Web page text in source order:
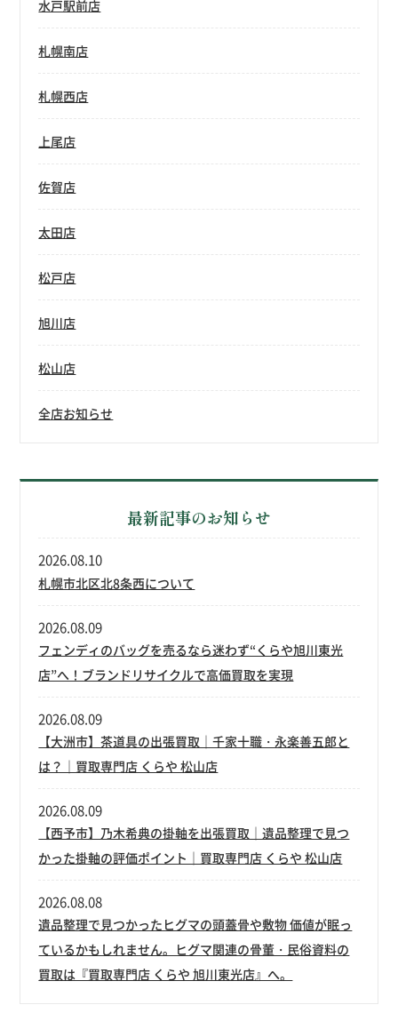
水戸駅前店
札幌南店
札幌西店
上尾店
佐賀店
太田店
松戸店
旭川店
松山店
全店お知らせ
最新記事のお知らせ
札幌市北区北8条西について
2026.08.10
フェンディのバッグを売るなら迷わず“くらや旭川東光
店”へ！ブランドリサイクルで高価買取を実現
2026.08.09
【大洲市】茶道具の出張買取｜千家十職・永楽善五郎と
は？｜買取専門店 くらや 松山店
2026.08.09
【西予市】乃木希典の掛軸を出張買取｜遺品整理で見つ
かった掛軸の評価ポイント｜買取専門店 くらや 松山店
2026.08.09
遺品整理で見つかったヒグマの頭蓋骨や敷物 価値が眠っ
ているかもしれません。ヒグマ関連の骨董・民俗資料の
買取は『買取専門店 くらや 旭川東光店』へ。
2026.08.08